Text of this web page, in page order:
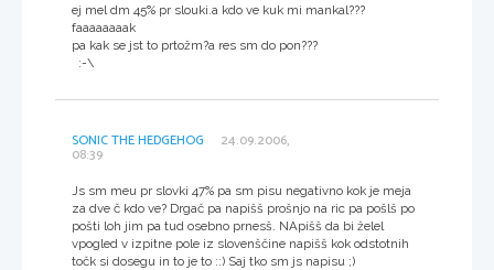
ej mel dm 45% pr slouki.a kdo ve kuk mi mankal???
faaaaaaaak
pa kak se jst to prtožm?a res sm do pon???
:-\
SONIC THE HEDGEHOG 24.09.2006,
08:39
Js sm meu pr slovki 47% pa sm pisu negativno kok je meja
za dve č kdo ve? Drgač pa napišš prošnjo na ric pa pošlš po
pošti loh jim pa tud osebno prnesš. NApišš da bi želel
vpogled v izpitne pole iz slovenščine napišš kok odstotnih
točk si dosegu in to je to ::) Saj tko sm js napisu ;)